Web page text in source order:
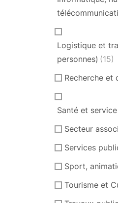
Logistique et
personnes) (15)
Recherche et
Santé et
Secteur
Services
Sport,
Tourisme et